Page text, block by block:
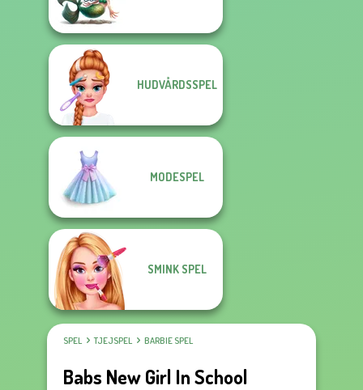
HUDVÅRDSSPEL
MODESPEL
SMINK SPEL
SPEL TJEJSPEL BARBIE SPEL
Babs New Girl In School